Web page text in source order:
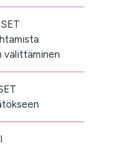
välittäminen